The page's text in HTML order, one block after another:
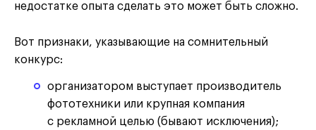
недостатке опыта сделать это может быть сложно.
Вот признаки, указывающие на сомнительный
конкурс:
организатором выступает производитель
фототехники или крупная компания
с рекламной целью (бывают исключения);